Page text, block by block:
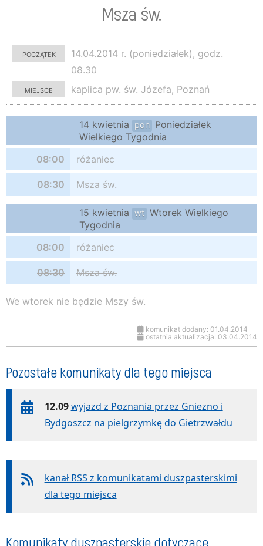
Msza św.
początek
14.04.2014 r. (poniedziałek), godz.
08.30
miejsce
kaplica pw. św. Józefa, Poznań
14 kwietnia pon
Poniedziałek
Wielkiego Tygodnia
08:00
różaniec
08:30 Msza św.
15 kwietnia wt Wtorek Wielkiego
Tygodnia
08:00
różaniec
08:30 Msza św.
We wtorek nie będzie Mszy św.
komunikat dodany: 01.04.2014
ostatnia aktualizacja: 03.04.2014
Pozostałe komunikaty dla tego miejsca
12.09 wyjazd z Poznania przez Gniezno i
Bydgoszcz na pielgrzymkę do Gietrzwałdu
kanał RSS z komunikatami duszpasterskimi
dla tego miejsca
Komunikaty duszpasterskie dotyczące